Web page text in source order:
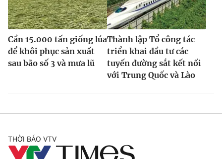
Cần 15.000 tấn giống lúa
để khôi phục sản xuất
sau bão số 3 và mưa lũ
Thành lập Tổ công tác
triển khai đầu tư các
tuyến đường sắt kết nối
với Trung Quốc và Lào
THỜI BÁO VTV